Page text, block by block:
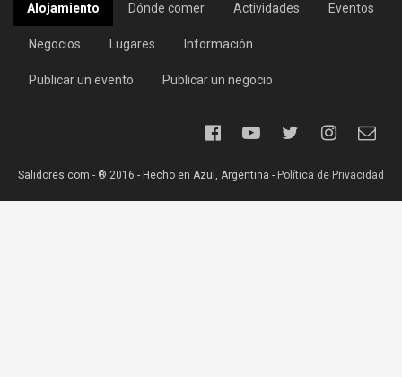
Alojamiento Dónde comer Actividades Eventos
Negocios Lugares Información
Publicar un evento Publicar un negocio
Salidores.com - ® 2016 - Hecho en Azul, Argentina - Política de Privacidad